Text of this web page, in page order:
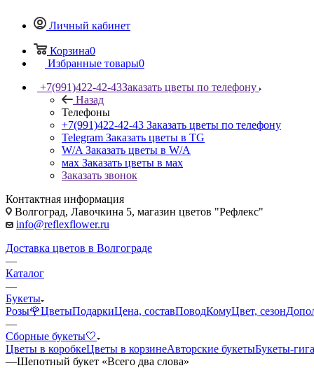
Личный кабинет
Корзина0
Избранные товары0
+7(991)422-42-43Заказать цветы по телефону
Назад
Телефоны
+7(991)422-42-43 Заказать цветы по телефону
Telegram Заказать цветы в TG
W/A Заказать цветы в W/A
мах Заказать цветы в мах
Заказать звонок
Контактная информация
Волгоград, Лавочкина 5, магазин цветов "Рефлекс"
info@reflexflower.ru
Доставка цветов в Волгограде
—
Каталог
—
Букеты
Розы🌹ЦветыПодаркиЦена, составПоводКомуЦвет, сезон
—
Сборные букеты🤍
Цветы в коробкеЦветы в корзинеАвторские букетыБукеты-
—Шепотный букет «Всего два слова»